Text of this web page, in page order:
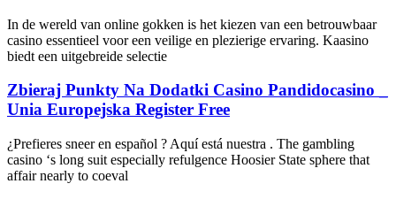
In de wereld van online gokken is het kiezen van een betrouwbaar
casino essentieel voor een veilige en plezierige ervaring. Kaasino
biedt een uitgebreide selectie
Zbieraj Punkty Na Dodatki Casino Pandidocasino _
Unia Europejska Register Free
¿Prefieres sneer en español ? Aquí está nuestra . The gambling
casino ‘s long suit especially refulgence Hoosier State sphere that
affair nearly to coeval